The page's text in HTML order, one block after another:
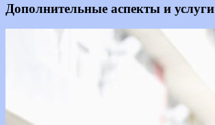
Дополнительные аспекты и услуги